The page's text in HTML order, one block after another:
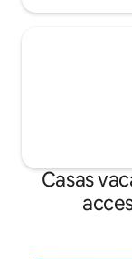
Casas